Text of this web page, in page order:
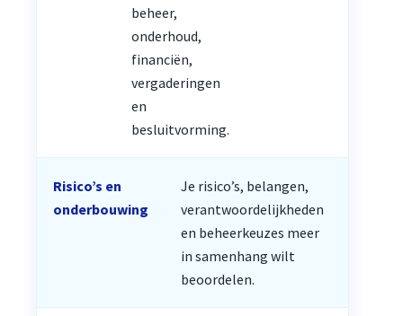
beheer,
onderhoud,
financiën,
vergaderingen
en
besluitvorming.
Risico’s en
onderbouwing
Je risico’s, belangen,
verantwoordelijkheden
en beheerkeuzes meer
in samenhang wilt
beoordelen.